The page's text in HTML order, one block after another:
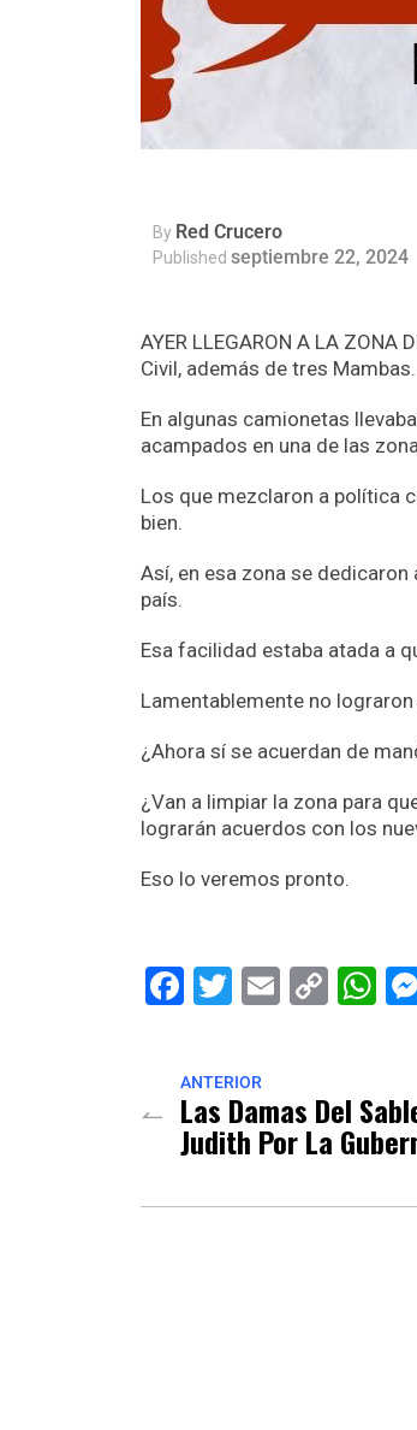
By Red Crucero
Published septiembre 22, 2024
AYER LLEGARON A LA
Civil, además de tres Mambas.
En algunas camionetas
acampados en una de las
Los que mezclaron a política
bien.
Así, en esa zona se
país.
Esa facilidad estaba atada a
Lamentablemente no
¿Ahora sí se acuerdan de
¿Van a limpiar la zona para
lograrán acuerdos con los
Eso lo veremos pronto.
Facebook
Twitter
EmailCopy
ANTERIOR
Las Damas Del
Judith Por La